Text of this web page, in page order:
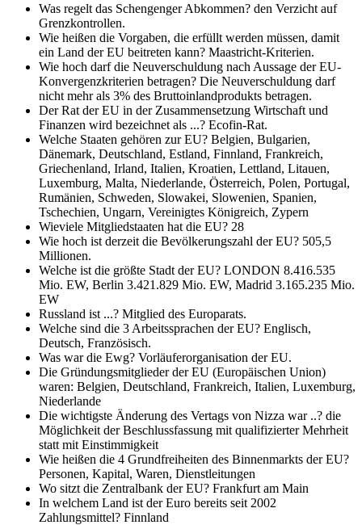
Was regelt das Schengenger Abkommen? den Verzicht auf
Grenzkontrollen.
Wie heißen die Vorgaben, die erfüllt werden müssen, damit
ein Land der EU beitreten kann? Maastricht-Kriterien.
Wie hoch darf die Neuverschuldung nach Aussage der EU-
Konvergenzkriterien betragen? Die Neuverschuldung darf
nicht mehr als 3% des Bruttoinlandprodukts betragen.
Der Rat der EU in der Zusammensetzung Wirtschaft und
Finanzen wird bezeichnet als ...? Ecofin-Rat.
Welche Staaten gehören zur EU? Belgien, Bulgarien,
Dänemark, Deutschland, Estland, Finnland, Frankreich,
Griechenland, Irland, Italien, Kroatien, Lettland, Litauen,
Luxemburg, Malta, Niederlande, Österreich, Polen, Portugal,
Rumänien, Schweden, Slowakei, Slowenien, Spanien,
Tschechien, Ungarn, Vereinigtes Königreich, Zypern
Wieviele Mitgliedstaaten hat die EU? 28
Wie hoch ist derzeit die Bevölkerungszahl der EU? 505,5
Millionen.
Welche ist die größte Stadt der EU? LONDON 8.416.535
Mio. EW, Berlin 3.421.829 Mio. EW, Madrid 3.165.235 Mio.
EW
Russland ist ...? Mitglied des Europarats.
Welche sind die 3 Arbeitssprachen der EU? Englisch,
Deutsch, Französisch.
Was war die Ewg? Vorläuferorganisation der EU.
Die Gründungsmitglieder der EU (Europäischen Union)
waren: Belgien, Deutschland, Frankreich, Italien, Luxemburg,
Niederlande
Die wichtigste Änderung des Vertags von Nizza war ..? die
Möglichkeit der Beschlussfassung mit qualifizierter Mehrheit
statt mit Einstimmigkeit
Wie heißen die 4 Grundfreiheiten des Binnenmarkts der EU?
Personen, Kapital, Waren, Dienstleitungen
Wo sitzt die Zentralbank der EU? Frankfurt am Main
In welchem Land ist der Euro bereits seit 2002
Zahlungsmittel? Finnland